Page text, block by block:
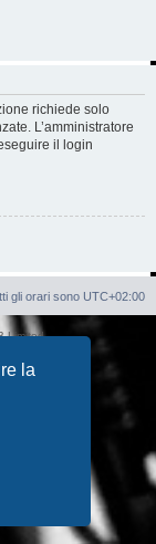
la
richiede solo
L’amministratore
il login
gli orari sono UTC+02:00
Limited